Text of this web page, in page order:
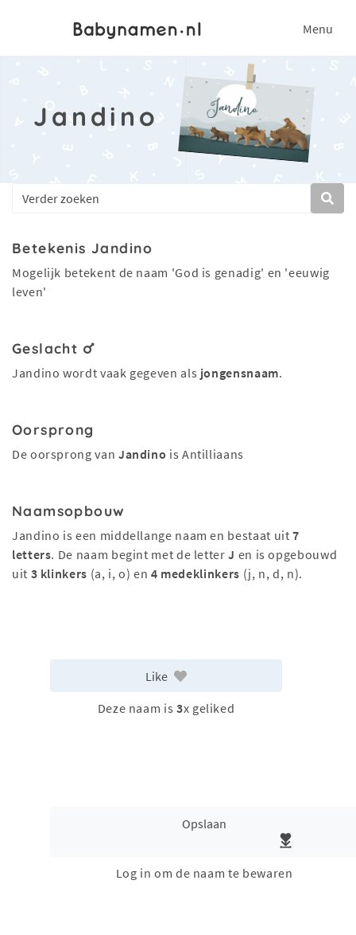
Menu
Jandino
Betekenis Jandino
Mogelijk betekent de naam 'God is genadig' en 'eeuwig
leven'
Geslacht
Jandino wordt vaak gegeven als jongensnaam.
Oorsprong
De oorsprong van Jandino is Antilliaans
Naamsopbouw
Jandino is een middellange naam en bestaat uit7
letters. De naam begint met de letterJ en is opgebouwd
uit 3 klinkers (a, i, o) en 4 medeklinkers (j, n, d, n).
Like
Deze naam is 3x geliked
Opslaan
Log in om de naam te bewaren